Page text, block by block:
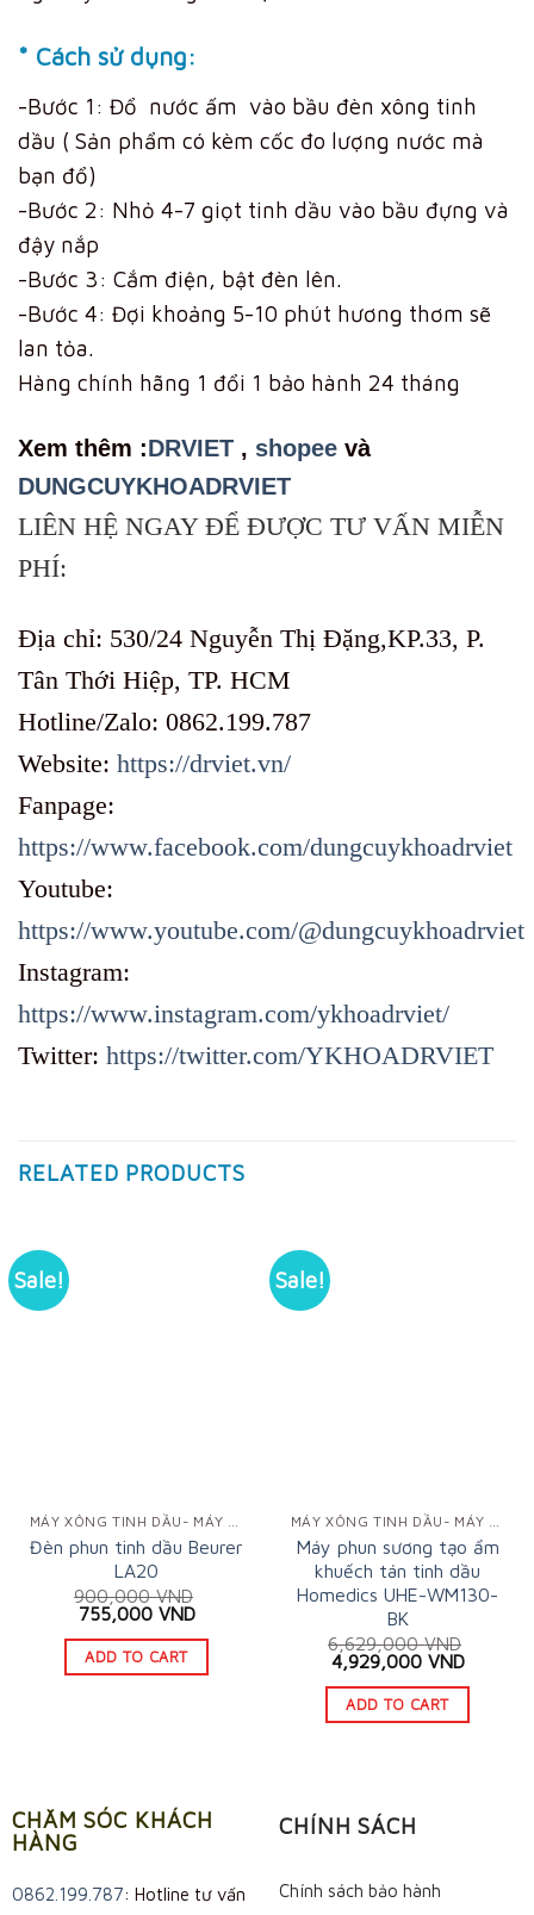
* Cách sử dụng:
-Bước 1: Đổ nước ấm vào bầu đèn xông tinh
dầu ( Sản phẩm có kèm cốc đo lượng nước mà
bạn đổ)
-Bước 2: Nhỏ 4-7 giọt tinh dầu vào bầu đựng và
đậy nắp
-Bước 3: Cắm điện, bật đèn lên.
-Bước 4: Đợi khoảng 5-10 phút hương thơm sẽ
lan tỏa.
Hàng chính hãng 1 đổi 1 bảo hành 24 tháng
Xem thêm :DRVIET , shopee và
DUNGCUYKHOADRVIET
LIÊN HỆ NGAY ĐỂ ĐƯỢC TƯ VẤN MIỄN
PHÍ:
Địa chỉ: 530/24 Nguyễn Thị Đặng,KP.33, P.
Tân Thới Hiệp, TP. HCM
Hotline/Zalo: 0862.199.787
Website: https://drviet.vn/
Fanpage:
https://www.facebook.com/dungcuykhoadrviet
Youtube:
https://www.youtube.com/@dungcuykhoadrviet
Instagram:
https://www.instagram.com/ykhoadrviet/
Twitter: https://twitter.com/YKHOADRVIET
RELATED PRODUCTS
Sale!
Đèn phun tinh dầu Beurer
LA20
900,000VND
Original
price
was:
900,000 VND.
755,000 VNDCurrent
is:
ADD TO CART
Sale!
Máy phun sương tạo ẩm
khuếch tán tinh dầu
Homedics UHE-WM130-
BK
6,629,000VND
Original
price
was:
6,629,000 VND.
4,929,000 VNDCurrent
is:
ADD TO CART
CHĂM SÓC KHÁCH
HÀNG
0862.199.787: Hotline tư vấn
CHÍNH SÁCH
Chính sách bảo hành